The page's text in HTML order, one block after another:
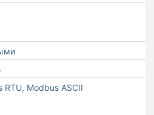
RTU, Modbus ASCII